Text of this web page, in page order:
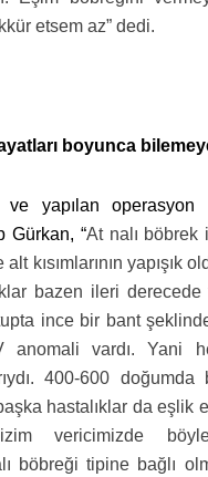
etsem az” dedi.
boyunca
ve yapılan operasyon
Gürkan, “At nalı böbrek
kısımlarının yapışık
bazen ileri
ince bir bant
anomali vardı. Yani
400-600
hastalıklar da eşlik
vericimizde
böbreği tipine bağlı